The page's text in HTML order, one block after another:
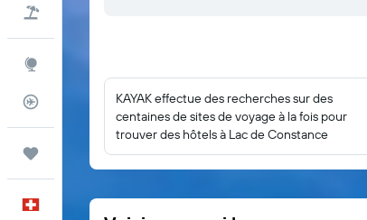
Suivi des vols
Français
KAYAK effectue des recherches sur des
centaines de sites de voyage à la fois pour
trouver des hôtels à Lac de Constance